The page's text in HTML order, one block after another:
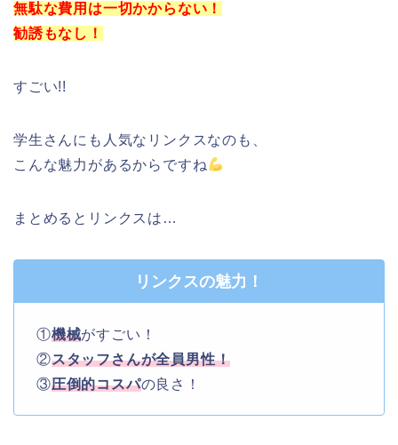
無駄な費用は一切かからない！
勧誘もなし！
すごい!!
学生さんにも人気なリンクスなのも、
こんな魅力があるからですね
まとめるとリンクスは…
リンクスの魅力！
①機械がすごい！
②スタッフさんが全員男性！
③圧倒的コスパの良さ！